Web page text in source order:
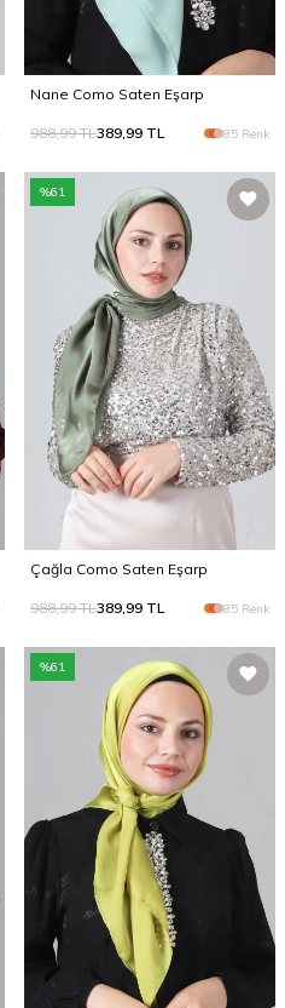
Nane Como Saten Eşarp
988,99TL389,99 TL 85 Renk
%61
Çağla Como Saten Eşarp
988,99TL389,99 TL 85 Renk
%61